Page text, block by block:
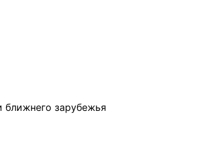
ближнего зарубежья